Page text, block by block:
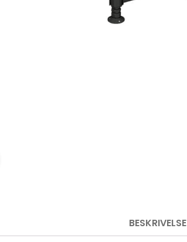
BESKRIVELSE